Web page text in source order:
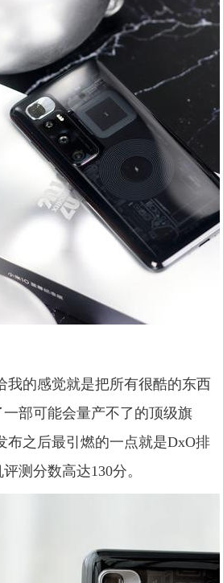
我的感觉就是把所有很酷的东西
部可能会量产不了的顶级旗
布之后最引燃的一点就是DxO排
测分数高达130分。